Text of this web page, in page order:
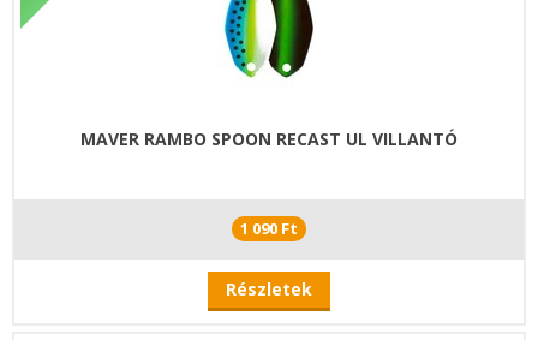
MAVER RAMBO SPOON RECAST UL VILLANTÓ
1 090 Ft
Részletek